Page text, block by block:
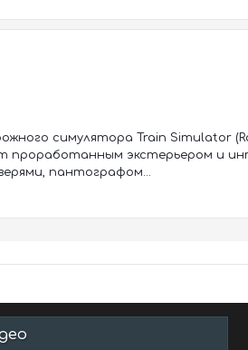
симулятора Train Simulator
проработанным экстерьером и
пантографом...